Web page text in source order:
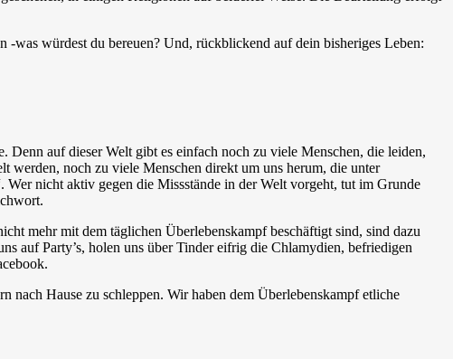
-was würdest du bereuen? Und, rückblickend auf dein bisheriges Leben:
auf dieser Welt gibt es einfach noch zu viele Menschen, die leiden,
werden, noch zu viele Menschen direkt um uns herum, die unter
nicht aktiv gegen die Missstände in der Welt vorgeht, tut im Grunde
mehr mit dem täglichen Überlebenskampf beschäftigt sind, sind dazu
auf Party’s, holen uns über Tinder eifrig die Chlamydien, befriedigen
nach Hause zu schleppen. Wir haben dem Überlebenskampf etliche